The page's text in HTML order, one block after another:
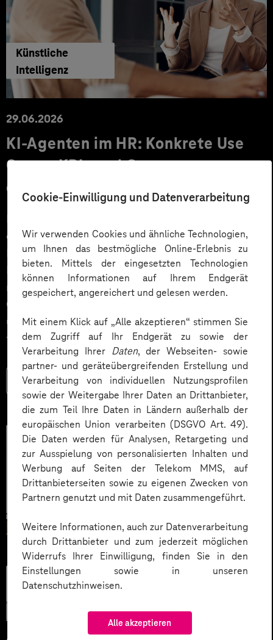
Cookie-Einwilligung und Datenverarbeitung
Wir verwenden Cookies und ähnliche Technologien,
um Ihnen das bestmögliche Online-Erlebnis zu
bieten. Mittels der eingesetzten Technologien
können Informationen auf Ihrem Endgerät
gespeichert, angereichert und gelesen werden.
Mit einem Klick auf „Alle akzeptieren“ stimmen Sie
dem Zugriff auf Ihr Endgerät zu sowie der
Verarbeitung Ihrer Daten, der Webseiten- sowie
partner- und geräteübergreifenden Erstellung und
Verarbeitung von individuellen Nutzungsprofilen
sowie der Weitergabe Ihrer Daten an Drittanbieter,
die zum Teil Ihre Daten in Ländern außerhalb der
europäischen Union verarbeiten (DSGVO Art. 49).
Die Daten werden für Analysen, Retargeting und
zur Ausspielung von personalisierten Inhalten und
Werbung auf Seiten der Telekom MMS, auf
Drittanbieterseiten sowie zu eigenen Zwecken von
Partnern genutzt und mit Daten zusammengeführt.
Weitere Informationen, auch zur Datenverarbeitung
durch Drittanbieter und zum jederzeit möglichen
Widerrufs Ihrer Einwilligung, finden Sie in den
Einstellungen sowie in unseren
Datenschutzhinweisen.
Alle akzeptieren
Künstliche
Intelligenz
29.06.2026
KI‑Agenten im HR: Konkrete Use
Cases, KPIs und Governance
entlang der Employee Journey
KI‑Agenten im HR sind mehr als Chatbots: Sie
orchestrieren Prozesse entlang der gesamten
Employee Journey und schaffen messbaren Business
Impact. Der Beitrag zeigt konkrete Use Cases,
relevante KPIs für den Mittelstand sowie
Governance‑Leitplanken zu EU AI Act und DSGVO –
und liefert ein praxisnahes Priorisierungsframework
für HR‑Entscheider*innen.
Mehr lesen
Künstliche
Intelligenz